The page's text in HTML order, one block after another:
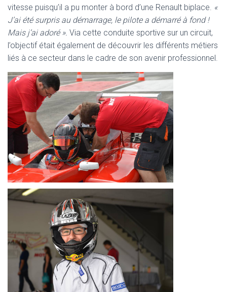
vitesse puisqu’il a pu monter à bord d’une Renault biplace. «
J’ai été surpris au démarrage, le pilote a démarré à fond !
Mais j’ai adoré ». Via cette conduite sportive sur un circuit,
l’objectif était également de découvrir les différents métiers
liés à ce secteur dans le cadre de son avenir professionnel.